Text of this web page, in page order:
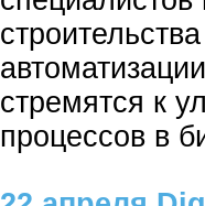
стремятся к
процессов в